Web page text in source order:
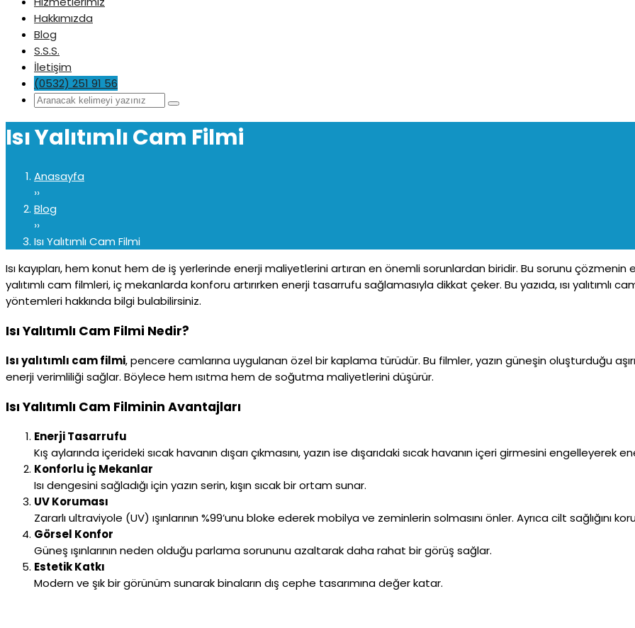
Hakkımızda
Blog
S.S.S.
İletişim
(0532) 251 91 56
Isı Yalıtımlı Cam Filmi
Anasayfa
››
Blog
››
Isı Yalıtımlı Cam Filmi
Isı kayıpları, hem konut hem de iş yerlerinde enerji maliyetlerini artıran en önemli sorunlardan biridir. Bu sorunu çözmenin
yalıtımlı cam filmleri, iç mekanlarda konforu artırırken enerji tasarrufu sağlamasıyla dikkat çeker. Bu yazıda, ısı yalıtımlı
yöntemleri hakkında bilgi bulabilirsiniz.
Isı Yalıtımlı Cam Filmi Nedir?
Isı yalıtımlı cam filmi, pencere camlarına uygulanan özel bir kaplama türüdür. Bu filmler, yazın güneşin oluşturduğu aşırı
enerji verimliliği sağlar. Böylece hem ısıtma hem de soğutma maliyetlerini düşürür.
Isı Yalıtımlı Cam Filminin Avantajları
Enerji Tasarrufu
Kış aylarında içerideki sıcak havanın dışarı çıkmasını, yazın ise dışarıdaki sıcak havanın içeri girmesini engelleyerek
Konforlu İç Mekanlar
Isı dengesini sağladığı için yazın serin, kışın sıcak bir ortam sunar.
UV Koruması
Zararlı ultraviyole (UV) ışınlarının %99’unu bloke ederek mobilya ve zeminlerin solmasını önler. Ayrıca cilt sağlığını
Görsel Konfor
Güneş ışınlarının neden olduğu parlama sorununu azaltarak daha rahat bir görüş sağlar.
Estetik Katkı
Modern ve şık bir görünüm sunarak binaların dış cephe tasarımına değer katar.